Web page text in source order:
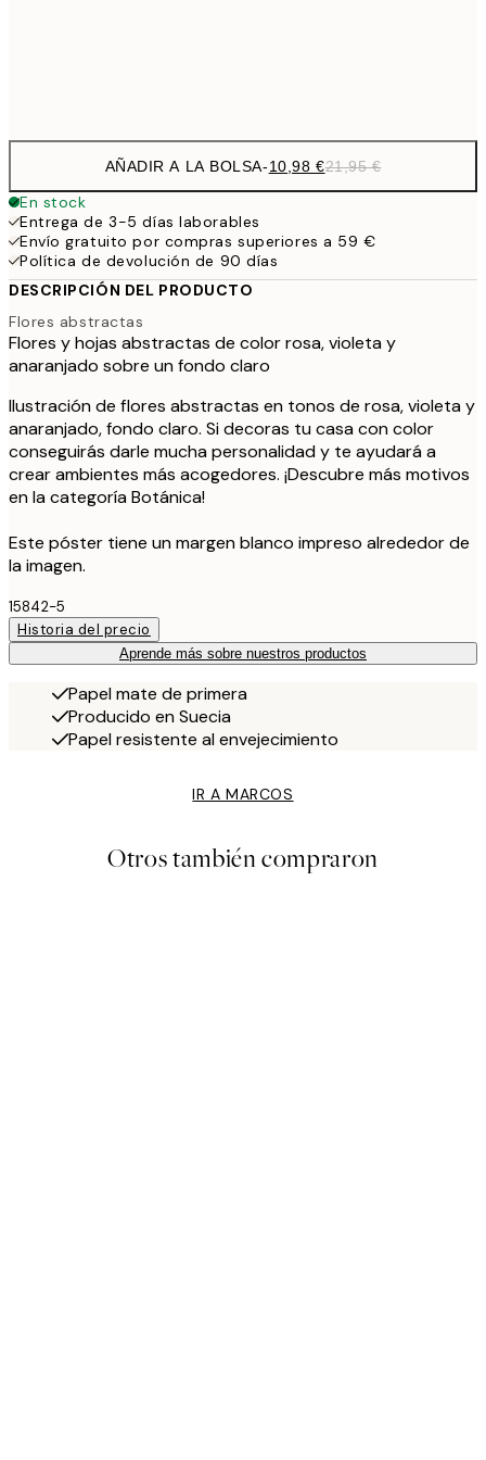
AÑADIR A LA BOLSA-10,98 €21,95 €
En stock
Entrega de 3-5 días laborables
Envío gratuito por compras superiores a 59 €
Política de devolución de 90 días
DESCRIPCIÓN DEL PRODUCTO
Flores abstractas
Flores y hojas abstractas de color rosa, violeta y
anaranjado sobre un fondo claro
Ilustración de flores abstractas en tonos de rosa, violeta y
anaranjado, fondo claro. Si decoras tu casa con color
conseguirás darle mucha personalidad y te ayudará a
crear ambientes más acogedores. ¡Descubre más motivos
en la categoría Botánica!
Este póster tiene un margen blanco impreso alrededor de
la imagen.
15842-5
Historia del precio
Aprende más sobre nuestros productos
Papel mate de primera
Producido en Suecia
Papel resistente al envejecimiento
IR A MARCOS
Otros también compraron